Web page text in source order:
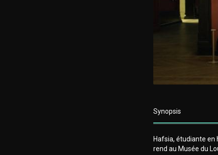
Synopsis
Hafsia, étudiante en
rend au Musée du